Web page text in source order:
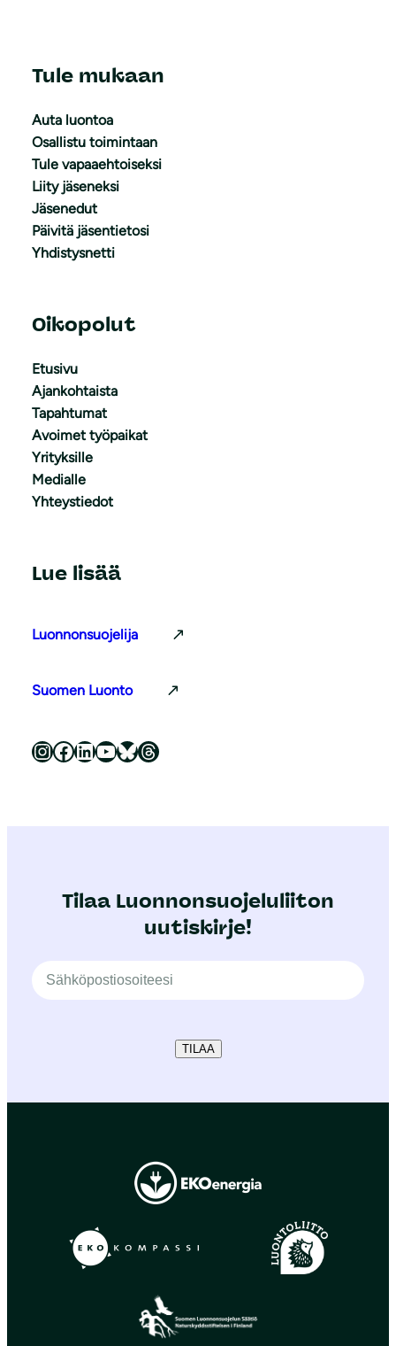
Tule mukaan
Auta luontoa
Osallistu toimintaan
Tule vapaaehtoiseksi
Liity jäseneksi
Jäsenedut
Päivitä jäsentietosi
Yhdistysnetti
Oikopolut
Etusivu
Ajankohtaista
Tapahtumat
Avoimet työpaikat
Yrityksille
Medialle
Yhteystiedot
Lue lisää
Luonnonsuojelija
Suomen Luonto
Luonnonsuojeluliitto Instagramissa Luonnonsuojeluliitto Facebookissa Luonnonsuojeluliitto LinkedInissä Luonnonsuojeluliiton YouTube-kanava Luonnonsuojeluliitto Blueskyssa Luonnonsuojeluliitto Threadsissa
Tilaa Luonnonsuojeluliiton
uutiskirje!
TILAA